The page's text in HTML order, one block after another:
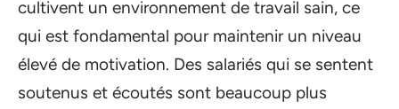
cultivent un environnement de travail sain, ce
qui est fondamental pour maintenir un niveau
élevé de motivation. Des salariés qui se sentent
soutenus et écoutés sont beaucoup plus